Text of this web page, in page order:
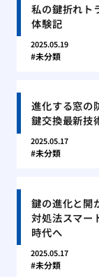
私の鍵折れト
体験記
2025.05.19
未分類
進化する窓の
鍵交換最新技
2025.05.17
未分類
鍵の進化と開
対処法スマー
時代へ
2025.05.17
未分類